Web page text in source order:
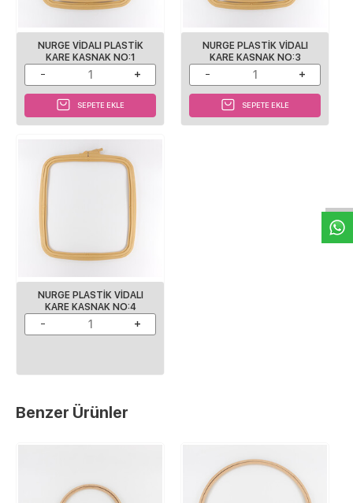
NURGE VIDALI PLASTIK
KARE KASNAK NO:1
SEPETE EKLE
NURGE PLASTIK VIDALI
KARE KASNAK NO:3
SEPETE EKLE
NURGE PLASTIK VIDALI
KARE KASNAK NO:4
Benzer Ürünler